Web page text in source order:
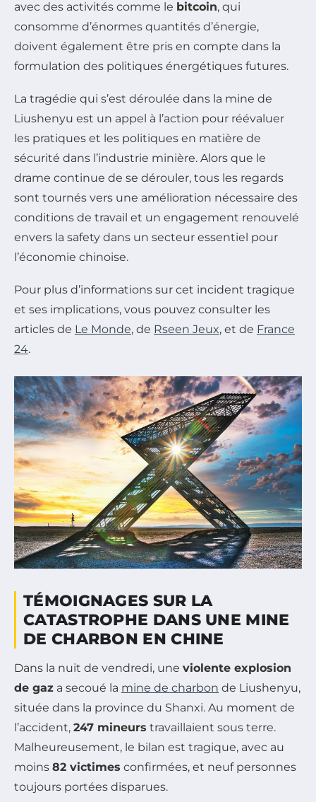
avec des activités comme le bitcoin, qui
consomme d’énormes quantités d’énergie,
doivent également être pris en compte dans la
formulation des politiques énergétiques futures.
La tragédie qui s’est déroulée dans la mine de
Liushenyu est un appel à l’action pour réévaluer
les pratiques et les politiques en matière de
sécurité dans l’industrie minière. Alors que le
drame continue de se dérouler, tous les regards
sont tournés vers une amélioration nécessaire des
conditions de travail et un engagement renouvelé
envers la safety dans un secteur essentiel pour
l’économie chinoise.
Pour plus d’informations sur cet incident tragique
et ses implications, vous pouvez consulter les
articles de Le Monde, de Rseen Jeux, et de France
24.
TÉMOIGNAGES SUR LA
CATASTROPHE DANS UNE MINE
DE CHARBON EN CHINE
Dans la nuit de vendredi, une violente explosion
de gaz a secoué la mine de charbon de Liushenyu,
située dans la province du Shanxi. Au moment de
l’accident, 247 mineurs travaillaient sous terre.
Malheureusement, le bilan est tragique, avec au
moins 82 victimes confirmées, et neuf personnes
toujours portées disparues.